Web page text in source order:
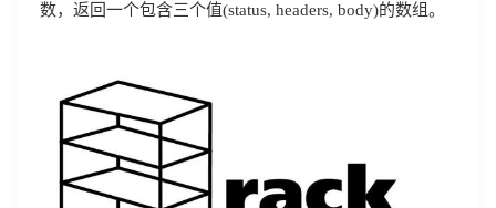
数，返回一个包含三个值(status, headers, body)的数组。